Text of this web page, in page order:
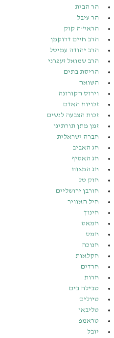
הר הבית
הר עיבל
הראי”ה קוק
הרב חיים דרוקמן
הרב יהודה עמיטל
הרב שמואל זעפרני
הריסת בתים
השואה
וירוס הקורונה
זכויות האדם
זכות הצבעה לנשים
זמן מתן תורתינו
חברה ישראלית
חג האביב
חג האסיף
חג המצות
חוק טל
חורבן ירושליים
חיל האוויר
חינוך
חמאס
חמס
חנוכה
חקלאות
חרדים
חרות
טבילה בים
טיולים
טליבאן
טראמפ
יובל